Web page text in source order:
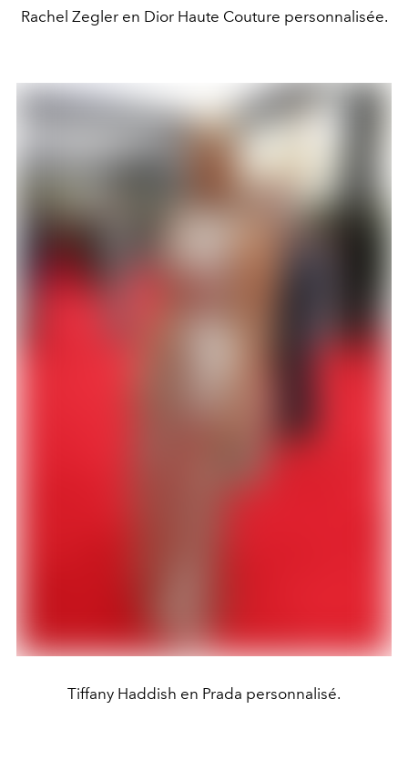
Rachel Zegler en Dior Haute Couture personnalisée.
Tiffany Haddish en Prada personnalisé.